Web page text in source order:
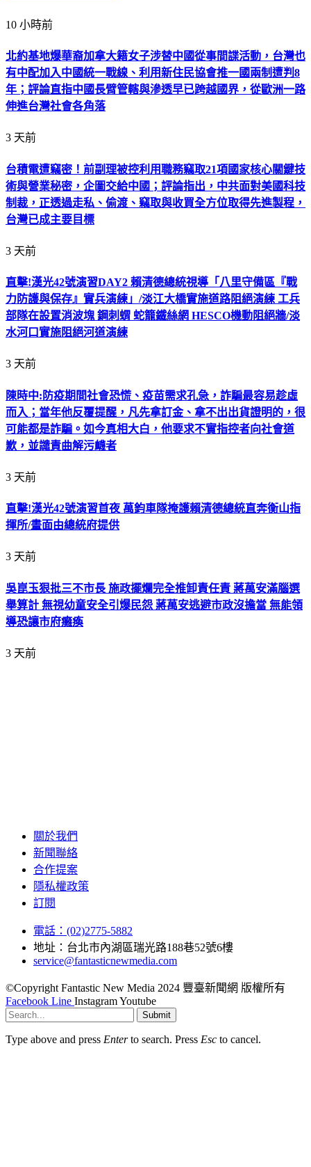
10 小時前
北約基地爆華裔加拿大籍女子涉替中國從事間諜活動，台灣也
有中配加入中國統一戰線、利用新住民協會推一國兩制遭判8
年；評論直指中國長臂管轄與滲透早已跨越國界，從歐洲一路
伸進台灣社會各角落
3 天前
台積電遭竊密！前副理被控利用職務竊取21項國家核心關鍵技
術與營業秘密，企圖交給中國；評論指出，中共面對美國科技
制裁，正透過走私、偷渡、竊取與收買全方位取得先進製程，
台灣已成主要目標
3 天前
直擊!漢光42號演習DAY2 賴清德總統視導「八里守備區『戰
力防護與保存』實兵演練」/淡江大橋實施道路阻絕演練 工兵
部隊在設置消波塊 鋼刺蝟 蛇籠鐵絲網 HESCO機動阻絕牆/淡
水河口實施阻絕河道演練
3 天前
陳時中:防疫期間社會恐慌、疫苗需求孔急，詐騙最容易趁虛
而入；當年他反覆提醒，凡先拿訂金、拿不出出貨證明的，很
可能都是詐騙。如今真相大白，他要求不實指控者向社會道
歉，並譴責曲解污衊者
3 天前
直擊!漢光42號演習首夜 萬鈞車隊掩護賴清德總統直奔衡山指
揮所/畫面由總統府提供
3 天前
吳崑玉狠批三不市長 施政擺爛完全推卸責任責 蔣萬安滿腦選
舉算計 無視幼童安全引爆民怨 蔣萬安逃避市政沒擔當 無能領
導恐讓市府癱瘓
3 天前
關於我們
新聞聯絡
合作提案
隱私權政策
訂閱
電話：(02)2775-5882
地址：台北市內湖區瑞光路188巷52號6樓
service@fantasticnewmedia.com
©Copyright Fantastic New Media 2024 豐臺新聞網 版權所有
Facebook Line InstagramYoutube
Submit
Type above and press Enterto search. Press Esc to cancel.